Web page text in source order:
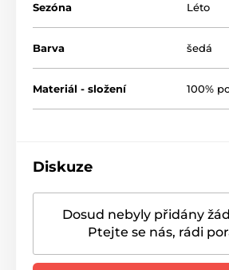
Sezóna Léto
Barva šedá
Materiál - složení 100%
Diskuze
Dosud nebyly přidány
Ptejte se nás, rádi